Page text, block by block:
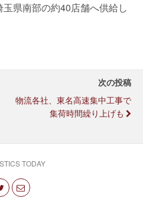
県南部の約40店舗へ供給し
次の投稿
物流各社、東名高速集中工事で
集荷時間繰り上げも
TODAY